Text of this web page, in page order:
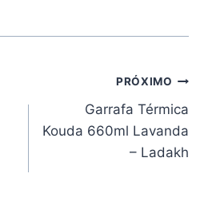
PRÓXIMO
Garrafa Térmica
Kouda 660ml Lavanda
– Ladakh